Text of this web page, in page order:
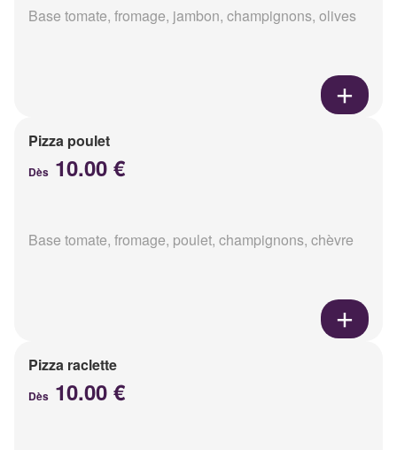
Base tomate, fromage, jambon, champignons, olives
Pizza poulet
Dès 10.00 €
Base tomate, fromage, poulet, champignons, chèvre
Pizza raclette
Dès 10.00 €